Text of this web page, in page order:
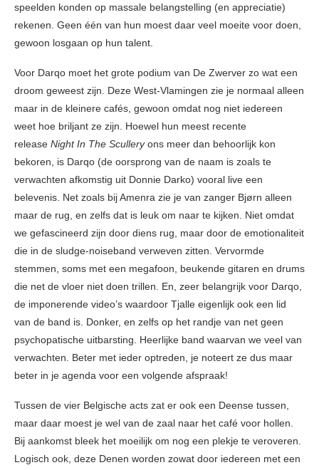
speelden konden op massale belangstelling (en appreciatie)
rekenen. Geen één van hun moest daar veel moeite voor doen,
gewoon losgaan op hun talent.
Voor Darqo moet het grote podium van De Zwerver zo wat een
droom geweest zijn. Deze West-Vlamingen zie je normaal alleen
maar in de kleinere cafés, gewoon omdat nog niet iedereen
weet hoe briljant ze zijn. Hoewel hun meest recente
release Night In The Sculleryons meer dan behoorlijk kon
bekoren, is Darqo (de oorsprong van de naam is zoals te
verwachten afkomstig uit Donnie Darko) vooral live een
belevenis. Net zoals bij Amenra zie je van zanger Bjørn alleen
maar de rug, en zelfs dat is leuk om naar te kijken. Niet omdat
we gefascineerd zijn door diens rug, maar door de emotionaliteit
die in de sludge-noiseband verweven zitten. Vervormde
stemmen, soms met een megafoon, beukende gitaren en drums
die net de vloer niet doen trillen. En, zeer belangrijk voor Darqo,
de imponerende video’s waardoor Tjalle eigenlijk ook een lid
van de band is. Donker, en zelfs op het randje van net geen
psychopatische uitbarsting. Heerlijke band waarvan we veel van
verwachten. Beter met ieder optreden, je noteert ze dus maar
beter in je agenda voor een volgende afspraak!
Tussen de vier Belgische acts zat er ook een Deense tussen,
maar daar moest je wel van de zaal naar het café voor hollen.
Bij aankomst bleek het moeilijk om nog een plekje te veroveren.
Logisch ook, deze Denen worden zowat door iedereen met een